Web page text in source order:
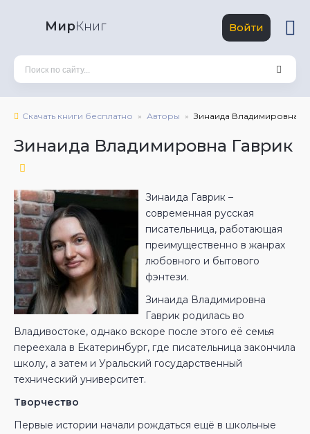
МирКниг Войти
Скачать книги бесплатно Авторы Зинаида Владимировна
Зинаида Владимировна Гаврик
Зинаида Гаврик –
современная русская
писательница, работающая
преимущественно в жанрах
любовного и бытового
фэнтези.
Зинаида Владимировна
Гаврик родилась во
Владивостоке, однако вскоре после этого её семья
переехала в Екатеринбург, где писательница закончила
школу, а затем и Уральский государственный
технический университет.
Творчество
Первые истории начали рождаться ещё в школьные